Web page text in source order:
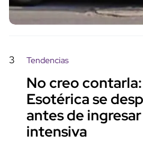
3 Tendencias
No creo
Esotérica se
antes de
intensiva